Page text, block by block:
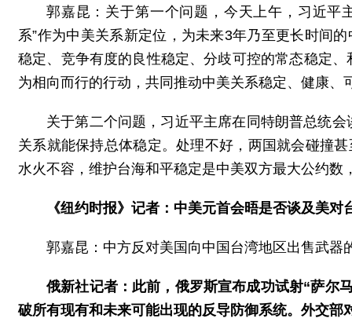
郭嘉昆：关于第一个问题，今天上午，习近平
系”作为中美关系新定位，为未来3年乃至更长时间
稳定、竞争有度的良性稳定、分歧可控的常态稳定
为相向而行的行动，共同推动中美关系稳定、健康、
关于第二个问题，习近平主席在同特朗普总统
关系就能保持总体稳定。处理不好，两国就会碰撞
水火不容，维护台海和平稳定是中美双方最大公约数
《纽约时报》记者：中美元首会晤是否谈及美对
郭嘉昆：中方反对美国向中国台湾地区出售武器
俄新社记者：此前，俄罗斯宣布成功试射“萨尔
破所有现有和未来可能出现的反导防御系统。外交部